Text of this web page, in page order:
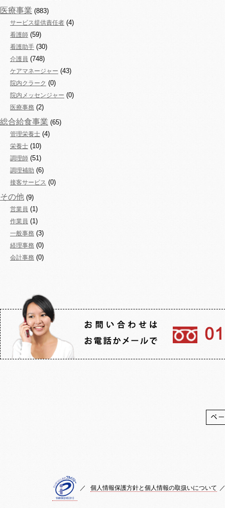
医療事業 (883)
サービス提供責任者 (4)
看護師 (59)
看護助手 (30)
介護員 (748)
ケアマネージャー (43)
院内クラーク (0)
院内メッセンジャー (0)
医療事務 (2)
総合給食事業 (65)
管理栄養士 (4)
栄養士 (10)
調理師 (51)
調理補助 (6)
接客サービス (0)
その他 (9)
営業員 (1)
作業員 (1)
一般事務 (3)
経理事務 (0)
会計事務 (0)
／ 個人情報保護方針と個人情報の取扱いについて ／